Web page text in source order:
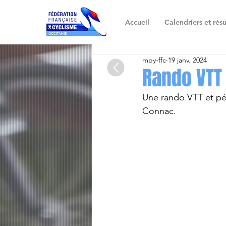
Accueil Calendriers et
Rando
mpy-ffc 19 janv. 2024
Une rando VTT et
Connac.